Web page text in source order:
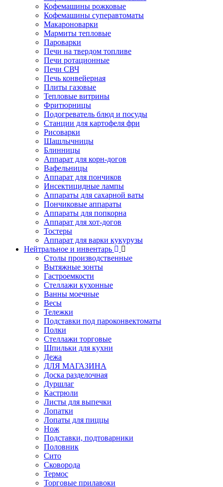
Кофемашины рожковые
Кофемашины суперавтоматы
Макароноварки
Мармиты тепловые
Пароварки
Печи на твердом топливе
Печи ротационные
Печи СВЧ
Печь конвейерная
Плиты газовые
Тепловые витрины
Фритюрницы
Подогреватель блюд и посуды
Станции для картофеля фри
Рисоварки
Шашлычницы
Блинницы
Аппарат для корн-догов
Вафельницы
Аппарат для пончиков
Инсектицидные лампы
Аппараты для сахарной ваты
Пончиковые аппараты
Аппараты для попкорна
Аппарат для хот-догов
Тостеры
Аппарат для варки кукурузы
Нейтральное и инвентарь
Столы производственные
Вытяжные зонты
Гастроемкости
Стеллажи кухонные
Ванны моечные
Весы
Тележки
Подставки под пароконвектоматы
Полки
Стеллажи торговые
Шпильки для кухни
Дежа
ДЛЯ МАГАЗИНА
Доска разделочная
Дуршлаг
Кастрюли
Листы для выпечки
Лопатки
Лопаты для пиццы
Нож
Подставки, подтоварники
Половник
Сито
Сковорода
Термос
Торговые прилавоки